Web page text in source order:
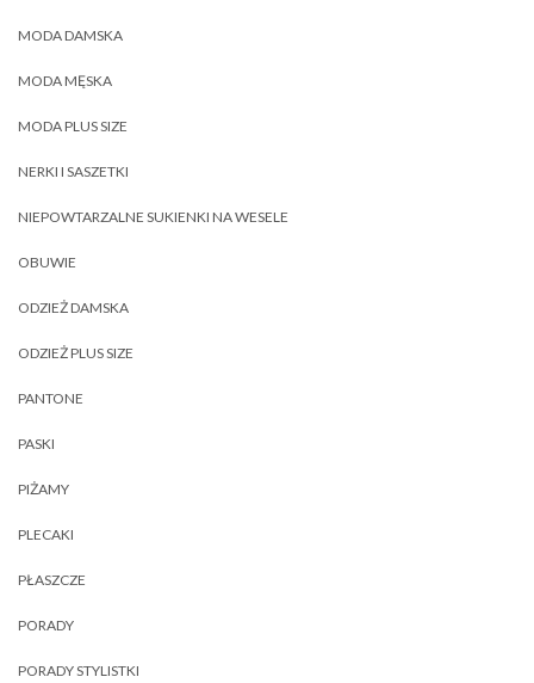
MODA DAMSKA
MODA MĘSKA
MODA PLUS SIZE
NERKI I SASZETKI
NIEPOWTARZALNE SUKIENKI NA WESELE
OBUWIE
ODZIEŻ DAMSKA
ODZIEŻ PLUS SIZE
PANTONE
PASKI
PIŻAMY
PLECAKI
PŁASZCZE
PORADY
PORADY STYLISTKI